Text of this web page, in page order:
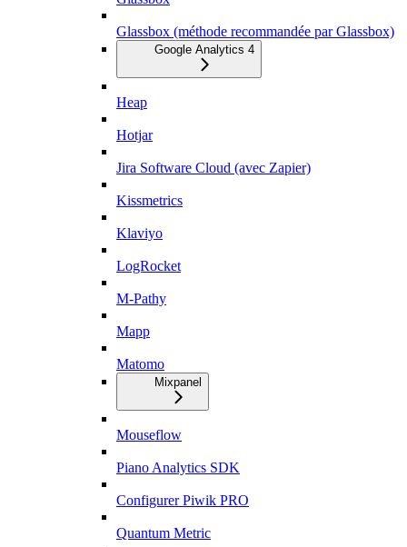
Glassbox (méthode recommandée par Glassbox)
Google Analytics 4
Heap
Hotjar
Jira Software Cloud (avec Zapier)
Kissmetrics
Klaviyo
LogRocket
M-Pathy
Mapp
Matomo
Mixpanel
Mouseflow
Piano Analytics SDK
Configurer Piwik PRO
Quantum Metric